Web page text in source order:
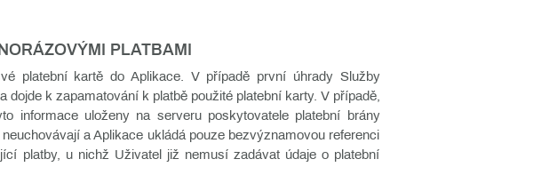
PLATBAMI
platební kartě do Aplikace. V případě první úhrady Služby
k zapamatování k platbě použité platební karty. V případě,
informace uloženy na serveru poskytovatele platební brány
a Aplikace ukládá pouze bezvýznamovou referenci
platby, u nichž Uživatel již nemusí zadávat údaje o platební